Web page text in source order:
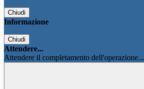
Chiudi
Informazione
Chiudi
Attendere...
Attendere il completamento dell'operazione...